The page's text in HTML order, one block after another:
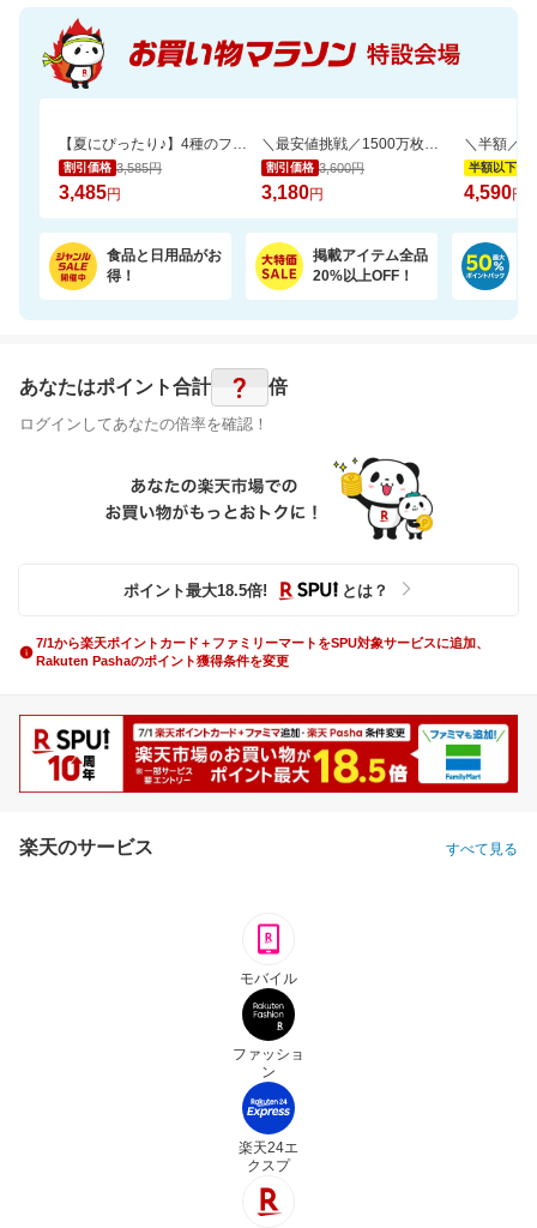
【夏にぴったり♪】4種のフレーバーが楽しめる。ひんやり爽やかなサブレサンドアイス
割引価格 3,585円
3,485円
＼最安値挑戦／1500万枚売れてる★ふかふかホテルバスタオル2枚セットが20周年SALE！
割引価格 3,600円
3,180円
半額以下
4,590円
食品と日用品がお
得！
掲載アイテム全品
20%以上OFF！
あなたはポイント合計 ? 倍
ログインしてあなたの倍率を確認！
ポイント最大18.5倍! とは？
7/1から楽天ポイントカード＋ファミリーマートをSPU対象サービスに追加、
Rakuten Pashaのポイント獲得条件を変更
楽天のサービス すべて見る
モバイル
ファッショ
ン
楽天24エ
クスプ